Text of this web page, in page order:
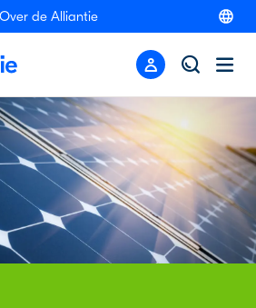
Over de Alliantie